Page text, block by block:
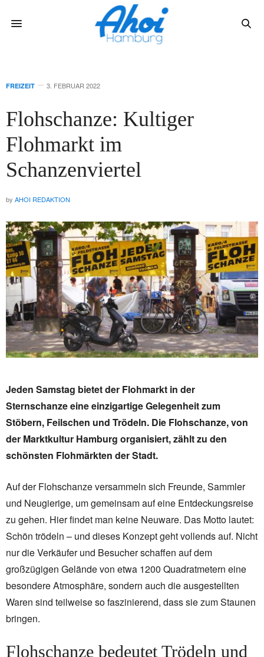
FREIZEIT 3. FEBRUAR 2022
Flohschanze: Kultiger
Flohmarkt im
Schanzenviertel
by AHOI REDAKTION
Jeden Samstag bietet der Flohmarkt in der
Sternschanze eine einzigartige Gelegenheit zum
Stöbern, Feilschen und Trödeln. Die Flohschanze, von
der Marktkultur Hamburg organisiert, zählt zu den
schönsten Flohmärkten der Stadt.
Auf der Flohschanze versammeln sich Freunde, Sammler
und Neugierige, um gemeinsam auf eine Entdeckungsreise
zu gehen. Hier findet man keine Neuware. Das Motto lautet:
Schön trödeln – und dieses Konzept geht vollends auf. Nicht
nur die Verkäufer und Besucher schaffen auf dem
großzügigen Gelände von etwa 1200 Quadratmetern eine
besondere Atmosphäre, sondern auch die ausgestellten
Waren sind teilweise so faszinierend, dass sie zum Staunen
bringen.
Flohschanze bedeutet Trödeln und